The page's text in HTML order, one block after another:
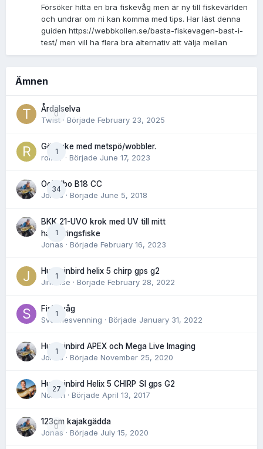
Försöker hitta en bra fiskevåg men är ny till fiskevärlden
och undrar om ni kan komma med tips. Har läst denna
guiden https://webbkollen.se/basta-fiskevagen-bast-i-
test/ men vill ha flera bra alternativ att välja mellan
Ämnen
0
Årdalselva
Twist · Började February 23, 2025
1
Gösfiske med metspö/wobbler.
rolnor
· Började June 17, 2023
34
Ockelbo B18 CC
Jonas · Började June 5, 2018
1
BKK 21-UVO krok med UV till mitt
havsöringsfiske
Jonas · Började February 16, 2023
1
Humminbird helix 5 chirp gps g2
Jimwise · Började February 28, 2022
1
Fiskevåg
Svennesvenning · Började January 31, 2022
1
Humminbird APEX och Mega Live Imaging
Jonas · Började November 25, 2020
27
Humminbird Helix 5 CHIRP SI gps G2
Norlén · Började April 13, 2017
0
123cm kajakgädda
Jonas · Började July 15, 2020